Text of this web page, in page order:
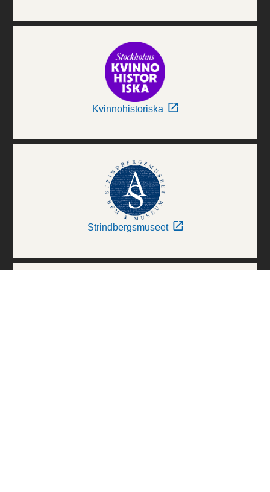
Kvinnohistoriska
Strindbergsmuseet